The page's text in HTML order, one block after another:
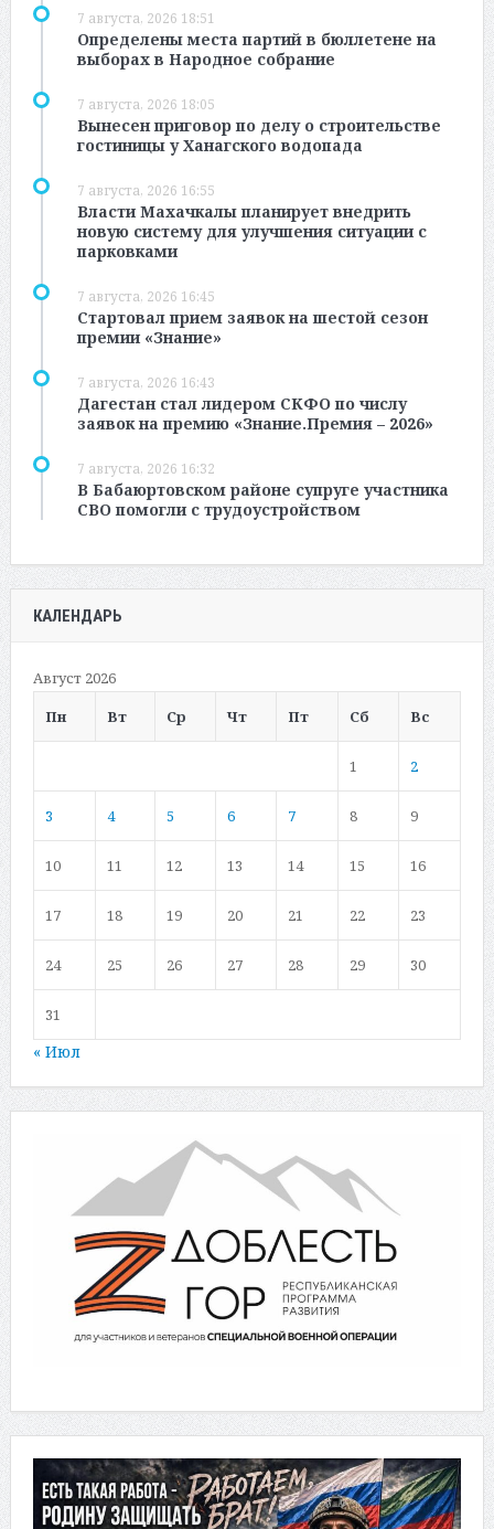
7 августа, 2026 18:51
Определены места партий в бюллетене на
выборах в Народное собрание
7 августа, 2026 18:05
Вынесен приговор по делу о строительстве
гостиницы у Ханагского водопада
7 августа, 2026 16:55
Власти Махачкалы планирует внедрить
новую систему для улучшения ситуации с
парковками
7 августа, 2026 16:45
Стартовал прием заявок на шестой сезон
премии «Знание»
7 августа, 2026 16:43
Дагестан стал лидером СКФО по числу
заявок на премию «Знание.Премия – 2026»
7 августа, 2026 16:32
В Бабаюртовском районе супруге участника
СВО помогли с трудоустройством
КАЛЕНДАРЬ
Август 2026
Пн
Вт Ср Чт Пт Сб Вс
1 2
3 4 5 6 7 8 9
10 11 12 13 14 15 16
17 18 19 20 21 22 23
24 25 26 27 28 29 30
31
« Июл